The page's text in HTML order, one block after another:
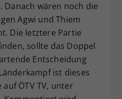
Danach wären noch die
Agwi und Thiem
Die letztere Partie
sollte das Doppel
Entscheidung
ist dieses
ÖTV TV, unter